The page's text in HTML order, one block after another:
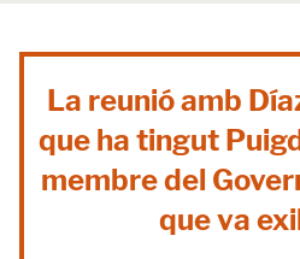
La reunió amb
que ha tingut
membre del
que va